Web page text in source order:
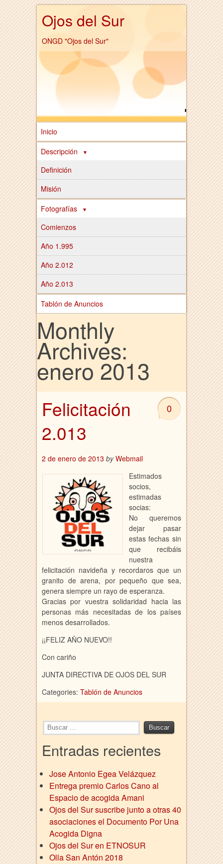
Ojos del Sur
ONGD "Ojos del Sur"
Inicio
Descripción
Definición
Misión
Fotografías
Comienzos
Año 1.995
Año 2.012
Año 2.013
Tablón de Anuncios
Monthly
Archives:
enero 2013
0
Felicitación
2.013
2 de enero de 2013 by Webmail
Estimados
socios,
estimadas
socias:
No queremos
dejar pasar
estas fechas sin
que recibáis
nuestra
felicitación navideña y recordaros que un
granito de arena, por pequeño que sea,
genera siempre un rayo de esperanza.
Gracias por vuestra solidaridad hacia las
personas más necesitadas de los países
menos desarrollados.
¡¡FELIZ AÑO NUEVO!!
Con cariño
JUNTA DIRECTIVA DE OJOS DEL SUR
Categories: Tablón de Anuncios
Entradas recientes
Jose Antonio Egea Velázquez
Entrega premio Carlos Cano al
Espacio de acogida Amani
Ojos del Sur suscribe junto a otras 40
asociaciones el Documento Por Una
Acogida Digna
Ojos del Sur en ETNOSUR
Olla San Antón 2018